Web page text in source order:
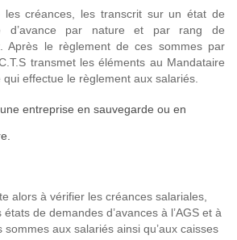
les créances, les transcrit sur un état de
d’avance par nature et par rang de
Après le règlement de ces sommes par
transmet les éléments au Mandataire
qui effectue le règlement aux salariés.
entreprise en sauvegarde ou en
alors à vérifier les créances salariales,
états de demandes d’avances à l’AGS et à
sommes aux salariés ainsi qu’aux caisses